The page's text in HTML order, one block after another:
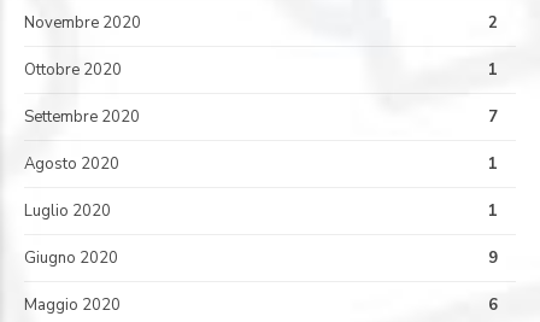
Novembre 2020 2
Ottobre 2020 1
Settembre 2020 7
Agosto 2020 1
Luglio 2020 1
Giugno 2020 9
Maggio 2020 6